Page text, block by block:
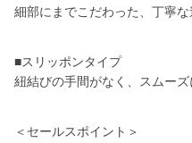
細部にまでこだわった、丁寧な
■スリッポンタイプ
紐結びの手間がなく、スムーズ
＜セールスポイント＞